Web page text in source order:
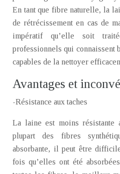
En tant que fibre naturelle, la
de rétrécissement en cas de
impératif qu’elle soit
professionnels qui
capables de la nettoyer
Avantages et
-Résistance aux taches
La laine est moins résistante
plupart des fibres
absorbante, il peut être
fois qu’elles ont été